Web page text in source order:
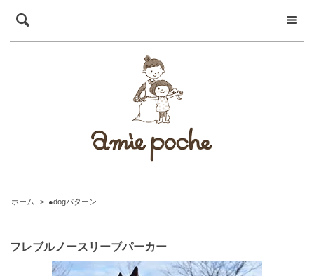
ホーム > ●dogパターン
フレブルノースリーブパーカー